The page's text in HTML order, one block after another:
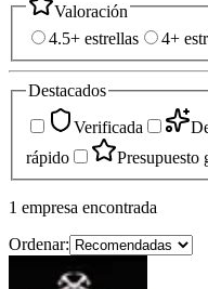
Valoración
4.5+ estrellas
4+
Destacados
Verificada
rápido
Presupuesto
1 empresa encontrada
Ordenar: